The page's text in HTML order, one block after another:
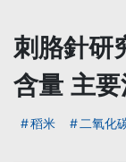
刺胳針研
含量 主
稻米 二氧化